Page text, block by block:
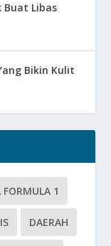
Buat Libas
Bikin Kulit
FORMULA 1
DAERAH